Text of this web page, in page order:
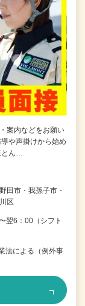
案内などをお願い
や声掛けから始め
とん…
田市・我孫子市・
区
翌6：00（シフト
法による（例外事